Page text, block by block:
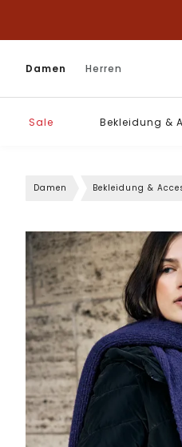
Damen Herren
Sale Bekleidung &
Damen Bekleidung &